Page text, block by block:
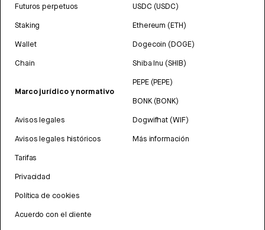
Futuros perpetuos
Staking
Wallet
Chain
Marco jurídico y normativo
Avisos legales
Avisos legales históricos
Tarifas
Privacidad
Política de cookies
Acuerdo con el cliente
USDC (USDC)
Ethereum (ETH)
Dogecoin (DOGE)
Shiba Inu (SHIB)
PEPE (PEPE)
BONK (BONK)
Dogwifhat (WIF)
Más información